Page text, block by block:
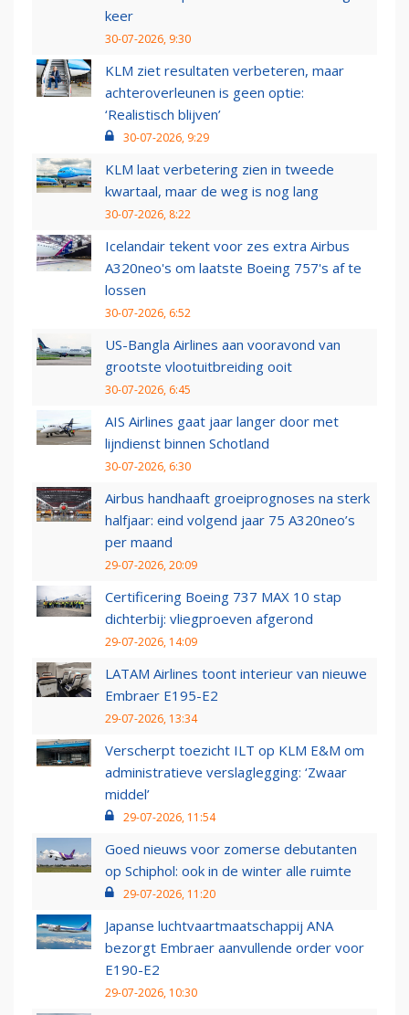
keer
30-07-2026, 9:30
KLM ziet resultaten verbeteren, maar
achteroverleunen is geen optie:
‘Realistisch blijven’
30-07-2026, 9:29
KLM laat verbetering zien in tweede
kwartaal, maar de weg is nog lang
30-07-2026, 8:22
Icelandair tekent voor zes extra Airbus
A320neo's om laatste Boeing 757's af te
lossen
30-07-2026, 6:52
US-Bangla Airlines aan vooravond van
grootste vlootuitbreiding ooit
30-07-2026, 6:45
AIS Airlines gaat jaar langer door met
lijndienst binnen Schotland
30-07-2026, 6:30
Airbus handhaaft groeiprognoses na sterk
halfjaar: eind volgend jaar 75 A320neo’s
per maand
29-07-2026, 20:09
Certificering Boeing 737 MAX 10 stap
dichterbij: vliegproeven afgerond
29-07-2026, 14:09
LATAM Airlines toont interieur van nieuwe
Embraer E195-E2
29-07-2026, 13:34
Verscherpt toezicht ILT op KLM E&M om
administratieve verslaglegging: ‘Zwaar
middel’
29-07-2026, 11:54
Goed nieuws voor zomerse debutanten
op Schiphol: ook in de winter alle ruimte
29-07-2026, 11:20
Japanse luchtvaartmaatschappij ANA
bezorgt Embraer aanvullende order voor
E190-E2
29-07-2026, 10:30